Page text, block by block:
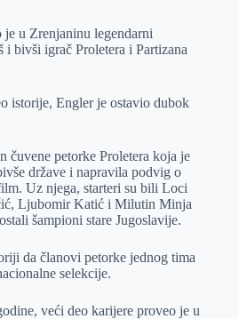
u Zrenjaninu legendarni
i bivši igrač Proletera i Partizana
istorije, Engler je ostavio dubok
čuvene petorke Proletera koja je
države i napravila podvig o
Uz njega, starteri su bili Loci
Ljubomir Katić i Milutin Minja
šampioni stare Jugoslavije.
da članovi petorke jednog tima
selekcije.
veći deo karijere proveo je u